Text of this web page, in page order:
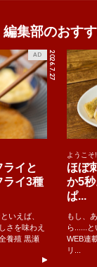
編集部のおす
2026.7.27
AD
ライと
ライ3種
いえば、
さを味わえ
養殖 黒瀬
ようこ
ほぼ
か5
ぱ...
もし、
ら......
WEB連
リ...